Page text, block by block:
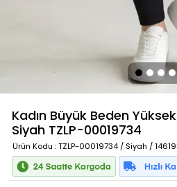
Kadın Büyük Beden
Siyah TZLP-00019734
Ürün Kodu : TZLP-00019734 / Siyah /